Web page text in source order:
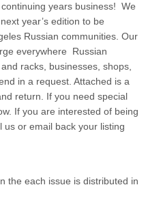
years business! We
year’s edition to be
Russian communities. Our
everywhere Russian
racks, businesses, shops,
in a request. Attached is a
return. If you need special
If you are interested of being
us or email back your listing
the each issue is distributed in